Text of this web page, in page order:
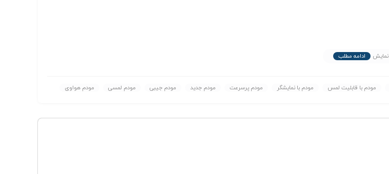
نمایش ادامه مطلب
مودم با قابلیت لمس مودم با نمایشگر مودم پرسرعت مودم جدید مودم جیبی مودم لمسی مودم هواوی